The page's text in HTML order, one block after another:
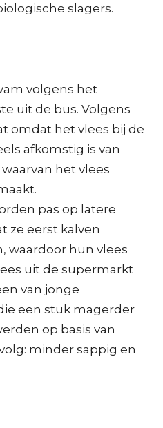
slagers.
volgens het
uit de bus. Volgens
omdat het vlees bij de
afkomstig is van
het vlees
pas op latere
ze eerst kalven
waardoor hun vlees
uit de supermarkt
van jonge
een stuk magerder
op basis van
minder sappig en